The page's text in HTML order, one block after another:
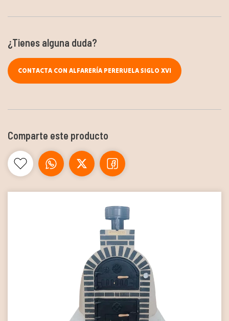
¿Tienes alguna duda?
CONTACTA CON ALFARERÍA PERERUELA SIGLO XVI
Comparte este producto